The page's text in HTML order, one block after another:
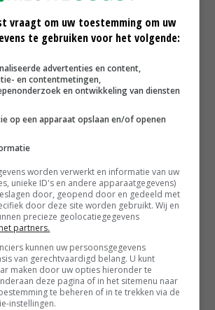
van de stikstofdepositie, kan de
van natuurkwaliteit liggen
voor verbetering van de
of -kwaliteit en de inrichting en
Dit sluit aan bij de
biodiversiteitsstrategie. Belangrijk is
voorrang te geven aan de
rond gebieden waar de
de kritische depositiewaarde zeer
nu achteruitgaat.
op generieke verlaging van de
ondanks dure maatregelen tot
leiden, stelt PBL, waarbij
in gebieden waar dit vanuit
-en daarmee de Europese
zou moeten hebben.
vraagt om uw toestemming om uw
te gebruiken voor het volgende:
advertenties en content,
en contentmetingen,
en ontwikkeling van diensten
op een apparaat opslaan en/of openen
worden verwerkt en informatie van uw
unieke ID's en andere apparaatgegevens)
door, geopend door en gedeeld met
door deze site worden gebruikt. Wij en
precieze geolocatiegegevens
partners.
kunnen uw persoonsgegevens
van gerechtvaardigd belang. U kunt
maken door uw opties hieronder te
deze pagina of in het sitemenu naar
te beheren of in te trekken via de
instellingen.